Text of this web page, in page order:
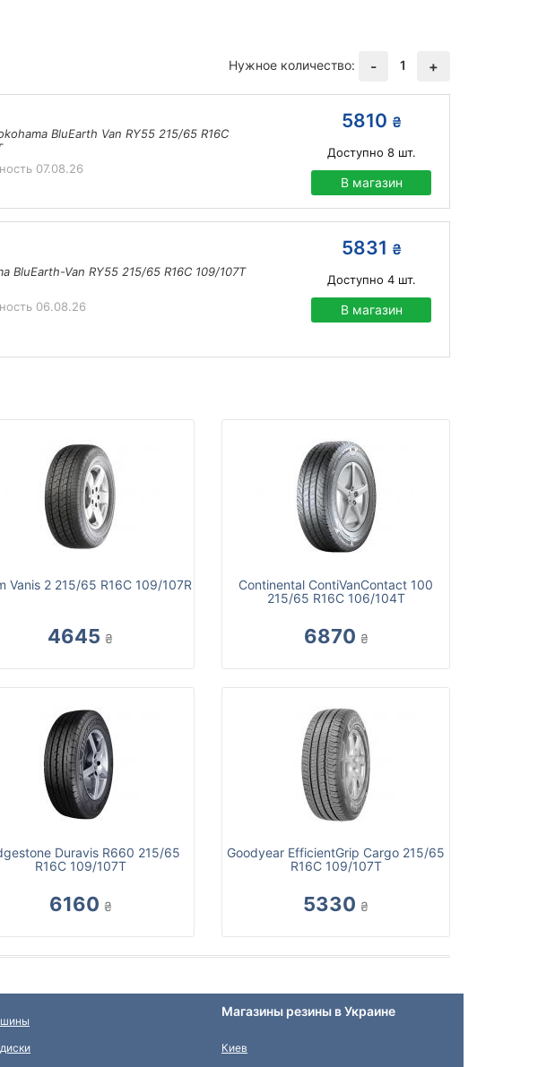
Нужное количество: - 1 +
BluEarth Van RY55 215/65 R16C
07.08.26
5810 ₴
Доступно 8шт.
В магазин
BluEarth-Van RY55 215/65 R16C 109/107T
06.08.26
5831 ₴
Доступно 4шт.
В магазин
Vanis 2 215/65 R16C 109/107R
4645 ₴
Continental ContiVanContact 100
215/65 R16C 106/104T
6870 ₴
Duravis R660 215/65
R16C 109/107T
6160 ₴
Goodyear EfficientGrip Cargo 215/65
R16C 109/107T
5330 ₴
Магазины резины в Украине
Киев